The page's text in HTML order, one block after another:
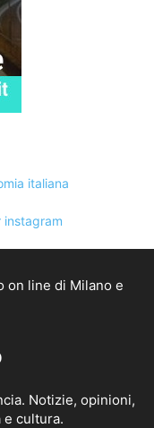
Notizie, opinioni,
cultura.